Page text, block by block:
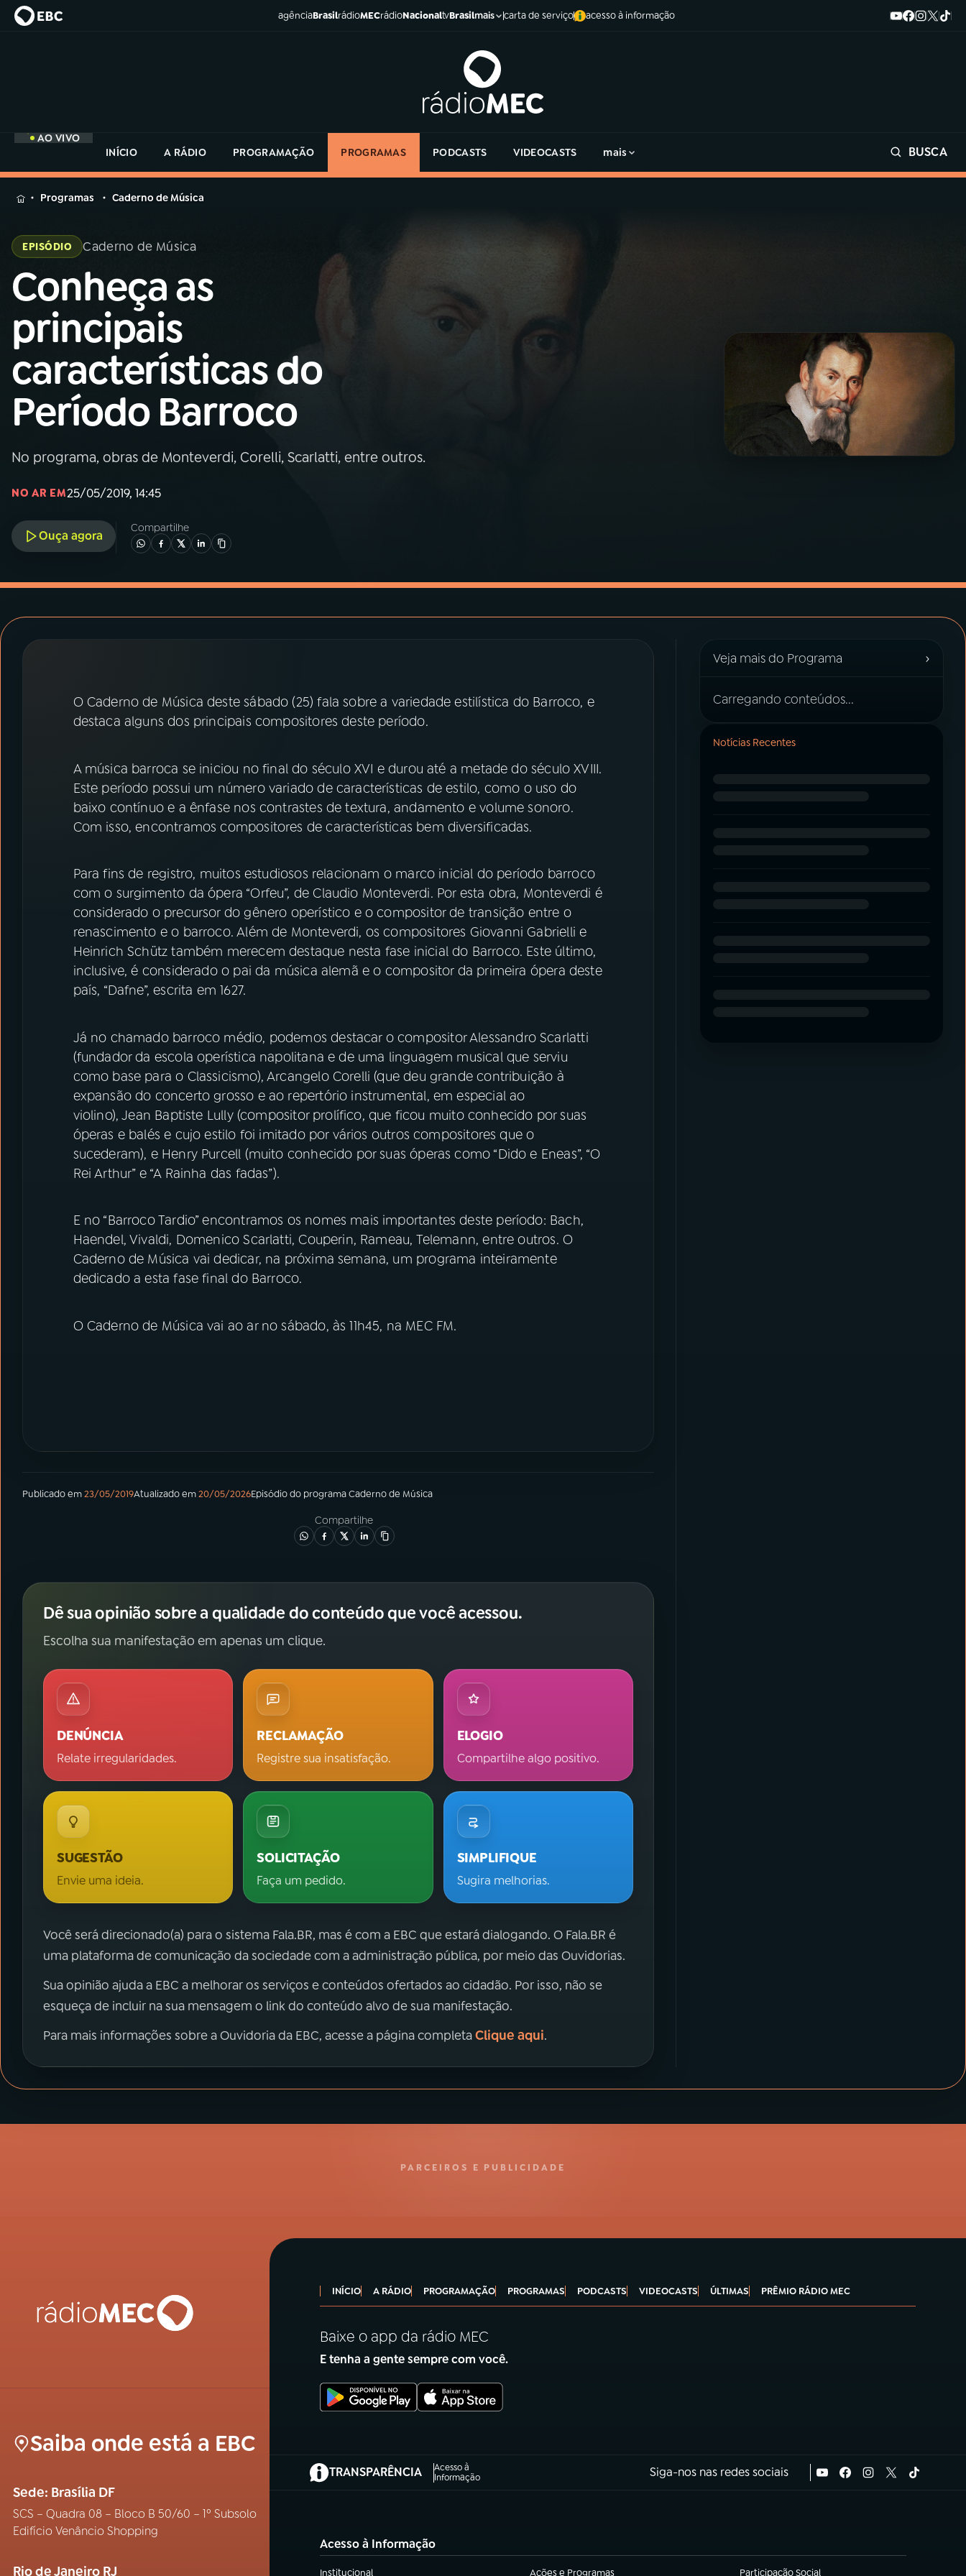
agênciaBrasilrádioMECrádioNacionaltvBrasilmais carta de serviço acesso à informação
AO VIVO
INÍCIO
A RÁDIO PROGRAMAÇÃO PROGRAMAS PODCASTS VIDEOCASTS mais BUSCA
MENU
Buscar
na
Rádio
MEC
01INÍCIO
02A RÁDIO
03PROGRAMAÇÃO
05PODCASTS
PRÊMIO RÁDIO MEC
YouTube Facebook
Instagram X
na
Rádio
Programas Caderno de Música
EPISÓDIO Caderno de Música
Conheça as
principais
características do
Período Barroco
No programa, obras de Monteverdi, Corelli, Scarlatti, entre outros.
NO AR EM25/05/2019, 14:45
Ouça agora
Compartilhe
O Caderno de Música deste sábado (25) fala sobre a variedade estilística do Barroco, e
destaca alguns dos principais compositores deste período.
A música barroca se iniciou no final do século XVI e durou até a metade do século XVIII.
Este período possui um número variado de características de estilo, como o uso do
baixo contínuo e a ênfase nos contrastes de textura, andamento e volume sonoro.
Com isso, encontramos compositores de características bem diversificadas.
Para fins de registro, muitos estudiosos relacionam o marco inicial do período barroco
com o surgimento da ópera “Orfeu”, de Claudio Monteverdi. Por esta obra, Monteverdi é
considerado o precursor do gênero operístico e o compositor de transição entre o
renascimento e o barroco. Além de Monteverdi, os compositores Giovanni Gabrielli e
Heinrich Schütz também merecem destaque nesta fase inicial do Barroco. Este último,
inclusive, é considerado o pai da música alemã e o compositor da primeira ópera deste
país, “Dafne”, escrita em 1627.
Já no chamado barroco médio, podemos destacar o compositor Alessandro Scarlatti
(fundador da escola operística napolitana e de uma linguagem musical que serviu
como base para o Classicismo), Arcangelo Corelli (que deu grande contribuição à
expansão do concerto grosso e ao repertório instrumental, em especial ao
violino), Jean Baptiste Lully (compositor prolífico, que ficou muito conhecido por suas
óperas e balés e cujo estilo foi imitado por vários outros compositores que o
sucederam), e Henry Purcell (muito conhecido por suas óperas como “Dido e Eneas”, “O
Rei Arthur” e “A Rainha das fadas”).
E no “Barroco Tardio” encontramos os nomes mais importantes deste período: Bach,
Haendel, Vivaldi, Domenico Scarlatti, Couperin, Rameau, Telemann, entre outros. O
Caderno de Música vai dedicar, na próxima semana, um programa inteiramente
dedicado a esta fase final do Barroco.
O Caderno de Música vai ao ar no sábado, às 11h45, na MEC FM.
Publicado em23/05/2019Atualizado em20/05/2026Episódiodo programaCaderno de Música
Compartilhe
Dê sua opinião sobre a qualidade do conteúdo que você acessou.
Escolha sua manifestação em apenas um clique.
DENÚNCIA
Relate irregularidades.
RECLAMAÇÃO
Registre sua insatisfação.
ELOGIO
Compartilhe algo positivo.
SUGESTÃO
Envie uma ideia.
SOLICITAÇÃO
Faça um pedido.
SIMPLIFIQUE
Sugira melhorias.
Você será direcionado(a) para o sistema Fala.BR, mas é com a EBC que estará dialogando. O Fala.BR é
uma plataforma de comunicação da sociedade com a administração pública, por meio das Ouvidorias.
Sua opinião ajuda a EBC a melhorar os serviços e conteúdos ofertados ao cidadão. Por isso, não se
esqueça de incluir na sua mensagem o link do conteúdo alvo de sua manifestação.
Para mais informações sobre a Ouvidoria da EBC, acesse a página completaClique aqui.
Veja mais do Programa ›
Carregando conteúdos...
Notícias Recentes
PARCEIROS E PUBLICIDADE
Saiba onde está a EBC
Sede: Brasília DF
SCS – Quadra 08 – Bloco B 50/60 – 1º Subsolo
Edifício Venâncio Shopping
Rio de Janeiro RJ
INÍCIO A RÁDIO PROGRAMAÇÃO PROGRAMAS PODCASTS VIDEOCASTS ÚLTIMAS PRÊMIO RÁDIO MEC
Baixe o app da rádio MEC
E tenha a gente sempre com você.
TRANSPARÊNCIA
Acesso à
Informação
(abre em nova aba) Siga-nos nas redes sociais
Acesso à Informação
Institucional Ações e Programas Participação Social